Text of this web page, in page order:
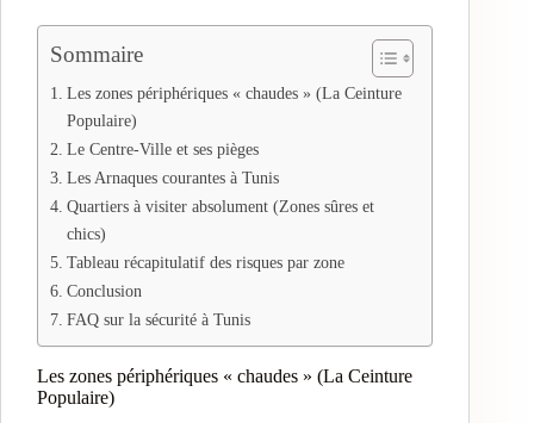
Sommaire
Les zones périphériques « chaudes » (La Ceinture
Populaire)
Le Centre-Ville et ses pièges
Les Arnaques courantes à Tunis
Quartiers à visiter absolument (Zones sûres et
chics)
Tableau récapitulatif des risques par zone
Conclusion
FAQ sur la sécurité à Tunis
Les zones périphériques « chaudes » (La Ceinture
Populaire)